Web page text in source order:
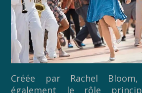
Créée par Rachel
également le rôle